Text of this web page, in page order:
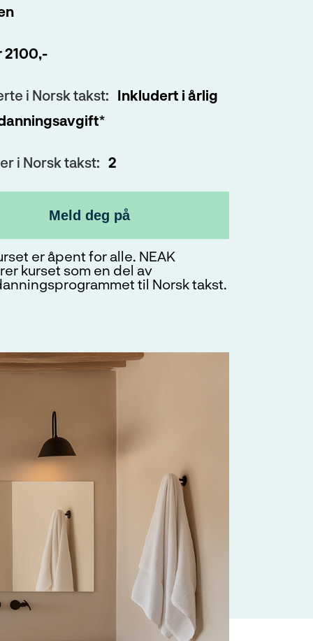
2100,-
i Norsk takst: Inkludert i årlig
i Norsk takst: 2
Meld deg på
er åpent for alle. NEAK
kurset som en del av
til Norsk takst.
i Norsk takst, fyll ut dette
samtykker du til håndtering av personopplysninger